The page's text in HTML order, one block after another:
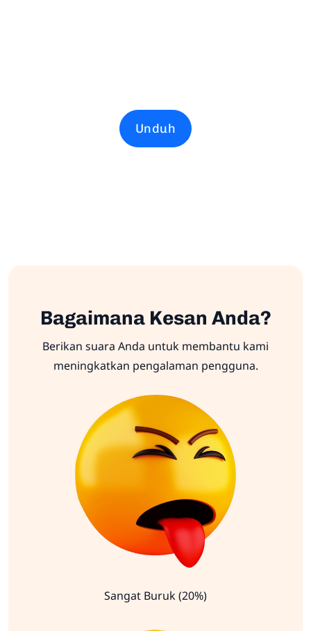
Unduh
Bagaimana Kesan Anda?
Berikan suara Anda untuk membantu kami
meningkatkan pengalaman pengguna.
Sangat Buruk (20%)